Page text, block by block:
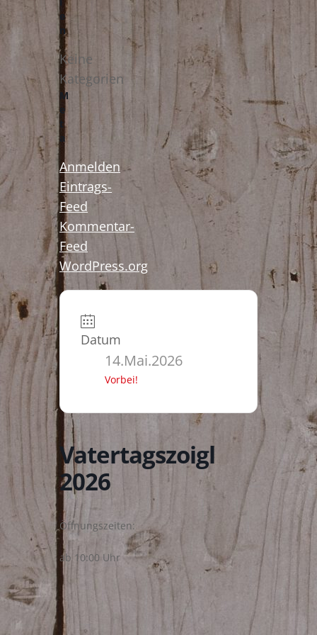
e
n
Keine
Kategorien
M
e
a
Anmelden
Eintrags-
Feed
Kommentar-
Feed
WordPress.org
Datum
14.Mai.2026
Vorbei!
Vatertagszoigl
2026
Öffnungszeiten:
ab 10:00 Uhr